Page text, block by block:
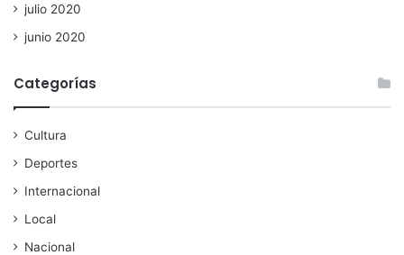
julio 2020
junio 2020
Categorías
Cultura
Deportes
Internacional
Local
Nacional